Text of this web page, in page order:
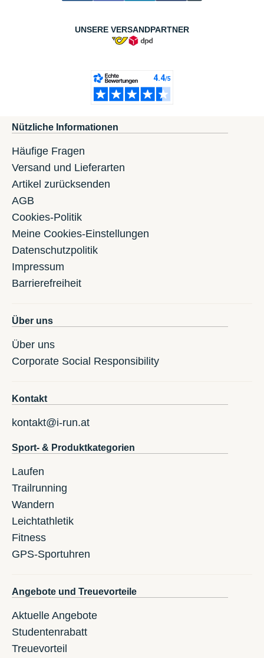
UNSERE VERSANDPARTNER
Nützliche Informationen
Häufige Fragen
Versand und Lieferarten
Artikel zurücksenden
AGB
Cookies-Politik
Meine Cookies-Einstellungen
Datenschutzpolitik
Impressum
Barrierefreiheit
Über uns
Über uns
Corporate Social Responsibility
Kontakt
kontakt@i-run.at
Sport- & Produktkategorien
Laufen
Trailrunning
Wandern
Leichtathletik
Fitness
GPS-Sportuhren
Angebote und Treuevorteile
Aktuelle Angebote
Studentenrabatt
Treuevorteil